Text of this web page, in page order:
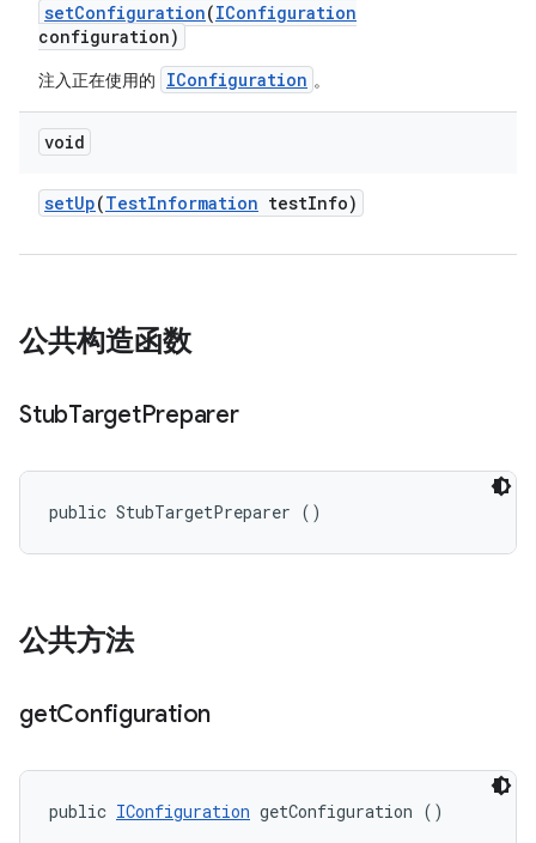
setConfiguration(IConfiguration
configuration)
注入正在使用的 IConfiguration 。
void
setUp(TestInformation testInfo)
公共构造函数
StubTargetPreparer
public StubTargetPreparer ()
公共方法
getConfiguration
public IConfiguration getConfiguration ()